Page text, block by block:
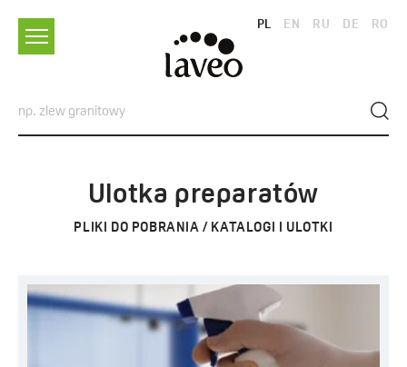
PL EN RU DE RO
Ulotka preparatów
PLIKI DO POBRANIA / KATALOGI I ULOTKI